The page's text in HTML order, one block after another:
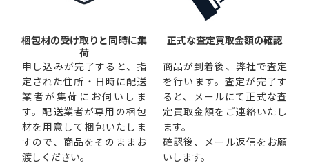
梱包材の受け取りと同時に集
荷
申し込みが完了すると、指
定された住所・日時に配送
業者が集荷にお伺いしま
す。配送業者が専用の梱包
材を用意して梱包いたしま
すので、商品をそのままお
渡しください。
正式な査定買取金額の確認
商品が到着後、弊社で査定
を行います。査定が完了す
ると、メールにて正式な査
定買取金額をご連絡いたし
ます。
確認後、メール返信をお願
いします。